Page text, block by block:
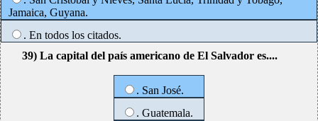
Jamaica, Guyana.
. En todos los citados.
39) La capital del país americano de El Salvador es....
. San José.
. Guatemala.